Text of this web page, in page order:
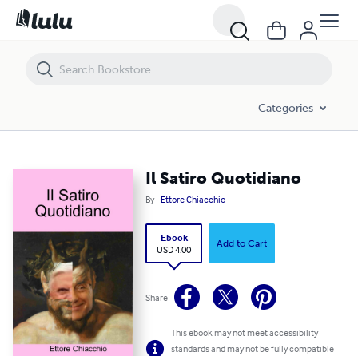
Categories
Il Satiro Quotidiano
By Ettore Chiacchio
Ebook
USD 4.00
Add to Cart
Share
This ebook may not meet accessibility
standards and may not be fully compatible
Il Satiro Quotidiano